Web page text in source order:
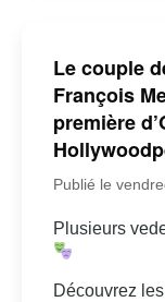
Le couple
François
première
Publié le
Plusieurs
Découvrez